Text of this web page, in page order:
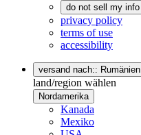
do not sell my info
privacy policy
terms of use
accessibility
versand nach:: Rumänien,
land/region wählen
Nordamerika
Kanada
Mexiko